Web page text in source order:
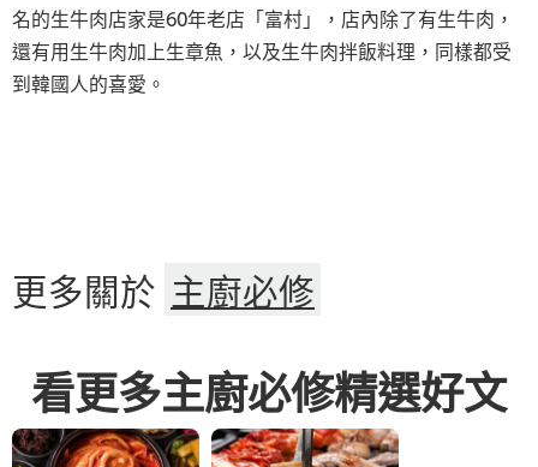
名的生牛肉店家是60年老店「富村」，店內除了有生牛肉，
還有用生牛肉加上生章魚，以及生牛肉拌飯料理，同樣都受
到韓國人的喜愛。
更多關於 主廚必修
看更多主廚必修精選好文